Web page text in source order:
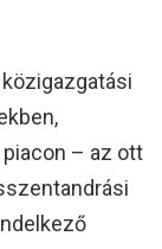
piacon – az ott